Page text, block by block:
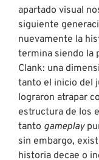
apartado visual
siguiente
nuevamente la
termina siendo la
Clank: una
tanto el inicio del
lograron atrapar
estructura de los
tanto gameplay
sin embargo,
historia decae o